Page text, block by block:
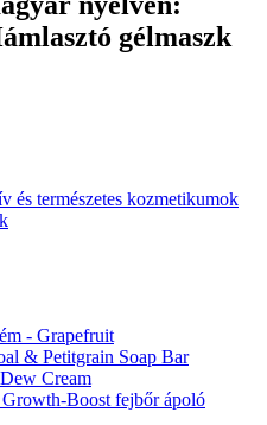
gélmaszk
természetes kozmetikumok
- Grapefruit
& Petitgrain Soap Bar
Cream
Boost fejbőr ápoló